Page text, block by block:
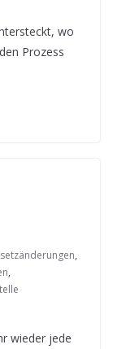
wo
Prozess
,
,
wieder jede